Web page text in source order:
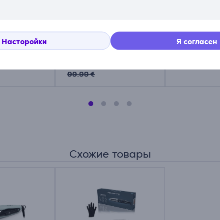
Насторойки Я согласен
CF9625F0
Цена со скидкой
99.99 €
CF324LF0
Цена:
Схожие товары